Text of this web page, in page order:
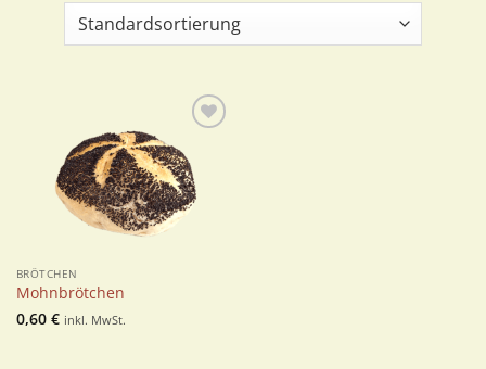
Wunschliste
BRÖTCHEN
Mohnbrötchen
0,60 € inkl. MwSt.